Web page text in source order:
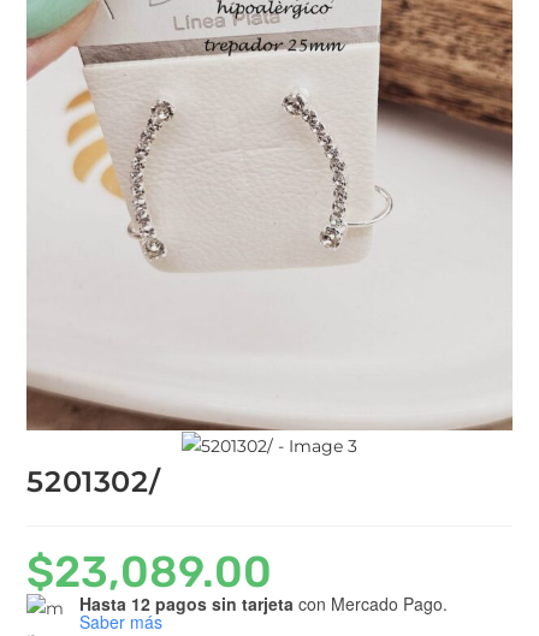
5201302/
$23,089.00
Hasta 12 pagos sin tarjeta con Mercado Pago.
Saber más